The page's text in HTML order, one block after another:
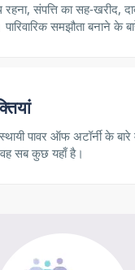
संपत्ति का सह-खरीद,
समझौता बनाने के
पावर ऑफ अटॉर्नी के
सब कुछ यहाँ है।